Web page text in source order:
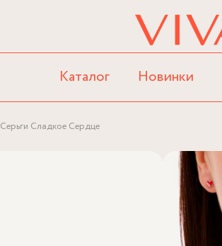
Каталог Новинки
Серьги Сладкое Сердце